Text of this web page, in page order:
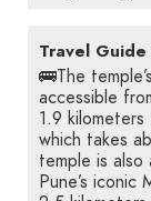
Travel Guide
🚌The
accessible
1.9
which takes
temple is also
Pune’s